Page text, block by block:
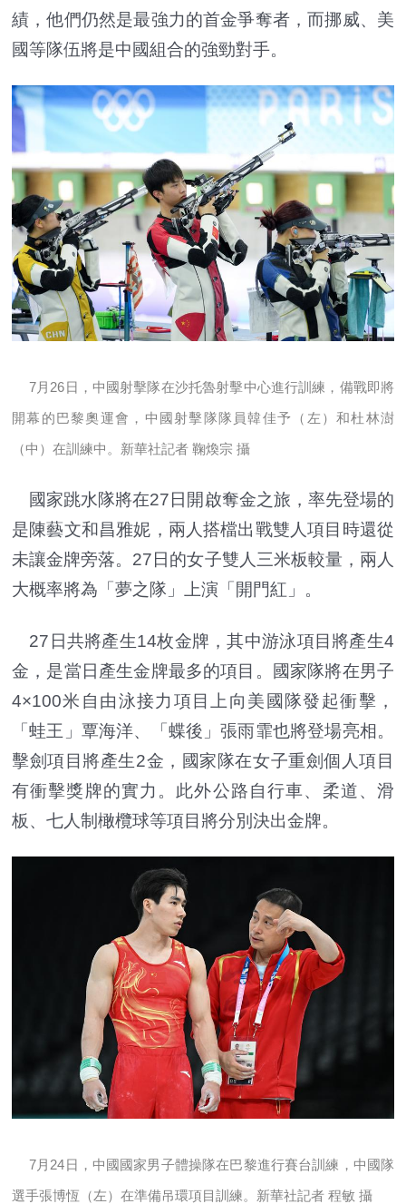
績，他們仍然是最強力的首金爭奪者，而挪威、美
國等隊伍將是中國組合的強勁對手。
7月26日，中國射擊隊在沙托魯射擊中心進行訓練，備戰即將
開幕的巴黎奧運會，中國射擊隊隊員韓佳予（左）和杜林澍
（中）在訓練中。新華社記者 鞠煥宗 攝
國家跳水隊將在27日開啟奪金之旅，率先登場的
是陳藝文和昌雅妮，兩人搭檔出戰雙人項目時還從
未讓金牌旁落。27日的女子雙人三米板較量，兩人
大概率將為「夢之隊」上演「開門紅」。
27日共將產生14枚金牌，其中游泳項目將產生4
金，是當日產生金牌最多的項目。國家隊將在男子
4×100米自由泳接力項目上向美國隊發起衝擊，
「蛙王」覃海洋、「蝶後」張雨霏也將登場亮相。
擊劍項目將產生2金，國家隊在女子重劍個人項目
有衝擊獎牌的實力。此外公路自行車、柔道、滑
板、七人制橄欖球等項目將分別決出金牌。
7月24日，中國國家男子體操隊在巴黎進行賽台訓練，中國隊
選手張博恆（左）在準備吊環項目訓練。新華社記者 程敏 攝